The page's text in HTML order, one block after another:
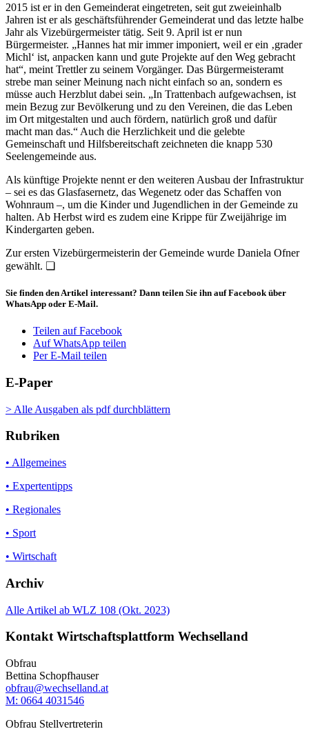
2015 ist er in den Gemeinderat eingetreten, seit gut zweieinhalb
Jahren ist er als geschäftsführender Gemeinderat und das letzte halbe
Jahr als Vizebürgermeister tätig. Seit 9. April ist er nun
Bürgermeister. „Hannes hat mir immer imponiert, weil er ein ‚grader
Michl‘ ist, anpacken kann und gute Projekte auf den Weg gebracht
hat“, meint Trettler zu seinem Vorgänger. Das Bürgermeisteramt
strebe man seiner Meinung nach nicht einfach so an, sondern es
müsse auch Herzblut dabei sein. „In Trattenbach aufgewachsen, ist
mein Bezug zur Bevölkerung und zu den Vereinen, die das Leben
im Ort mitgestalten und auch fördern, natürlich groß und dafür
macht man das.“ Auch die Herzlichkeit und die gelebte
Gemeinschaft und Hilfsbereitschaft zeichneten die knapp 530
Seelengemeinde aus.
Als künftige Projekte nennt er den weiteren Ausbau der Infrastruktur
– sei es das Glasfasernetz, das Wegenetz oder das Schaffen von
Wohnraum –, um die Kinder und Jugendlichen in der Gemeinde zu
halten. Ab Herbst wird es zudem eine Krippe für Zweijährige im
Kindergarten geben.
Zur ersten Vizebürgermeisterin der Gemeinde wurde Daniela Ofner
gewählt. ❏
Sie finden den Artikel interessant? Dann teilen Sie ihn auf Facebook über
WhatsApp oder E-Mail.
Teilen auf Facebook
Auf WhatsApp teilen
Per E-Mail teilen
E-Paper
> Alle Ausgaben als pdf durchblättern
Rubriken
• Allgemeines
• Expertentipps
• Regionales
• Sport
• Wirtschaft
Archiv
Alle Artikel ab WLZ 108 (Okt. 2023)
Kontakt Wirtschaftsplattform Wechselland
Obfrau
Bettina Schopfhauser
obfrau@wechselland.at
M: 0664 4031546
Obfrau Stellvertreterin